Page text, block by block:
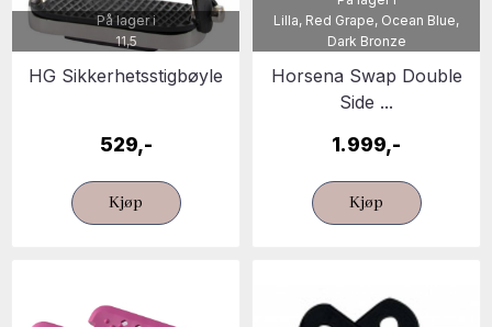
På lager i
11,5
HG Sikkerhetsstigbøyle
529,-
Kjøp
Lilla, Red Grape, Ocean Blue,
Dark Bronze
Horsena Swap Double
Side ...
1.999,-
Kjøp